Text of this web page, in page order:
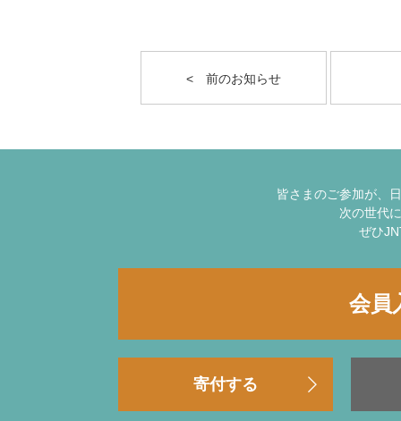
< 前のお知らせ
皆さまのご参加が、
次の世代
ぜひ
会員
寄付する